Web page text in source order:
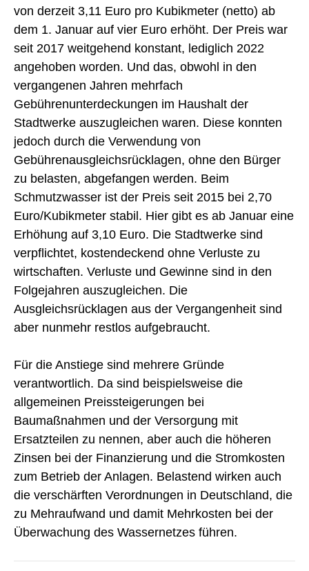
von derzeit 3,11 Euro pro Kubikmeter (netto) ab
dem 1. Januar auf vier Euro erhöht. Der Preis war
seit 2017 weitgehend konstant, lediglich 2022
angehoben worden. Und das, obwohl in den
vergangenen Jahren mehrfach
Gebührenunterdeckungen im Haushalt der
Stadtwerke auszugleichen waren. Diese konnten
jedoch durch die Verwendung von
Gebührenausgleichsrücklagen, ohne den Bürger
zu belasten, abgefangen werden. Beim
Schmutzwasser ist der Preis seit 2015 bei 2,70
Euro/Kubikmeter stabil. Hier gibt es ab Januar eine
Erhöhung auf 3,10 Euro. Die Stadtwerke sind
verpflichtet, kostendeckend ohne Verluste zu
wirtschaften. Verluste und Gewinne sind in den
Folgejahren auszugleichen. Die
Ausgleichsrücklagen aus der Vergangenheit sind
aber nunmehr restlos aufgebraucht.
Für die Anstiege sind mehrere Gründe
verantwortlich. Da sind beispielsweise die
allgemeinen Preissteigerungen bei
Baumaßnahmen und der Versorgung mit
Ersatzteilen zu nennen, aber auch die höheren
Zinsen bei der Finanzierung und die Stromkosten
zum Betrieb der Anlagen. Belastend wirken auch
die verschärften Verordnungen in Deutschland, die
zu Mehraufwand und damit Mehrkosten bei der
Überwachung des Wassernetzes führen.